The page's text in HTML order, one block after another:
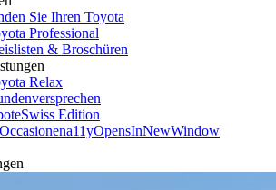
Sie Ihren Toyota
Professional
& Broschüren
Relax
Swiss Edition
Occasionena11yOpensInNewWindow